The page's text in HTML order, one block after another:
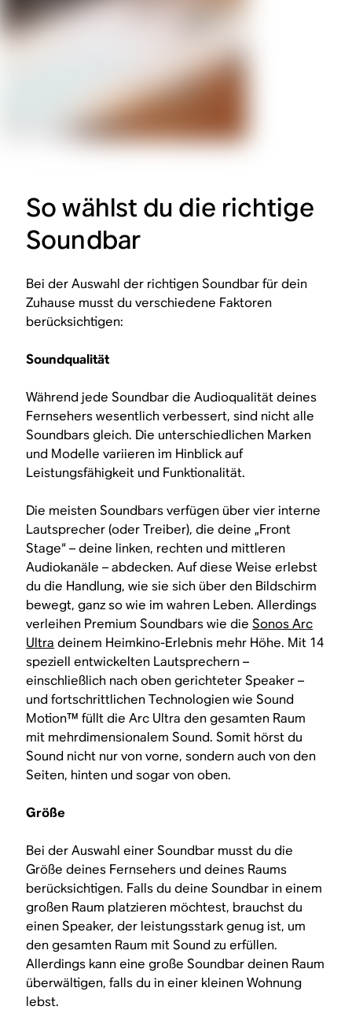
So wählst du die richtige
Soundbar
Bei der Auswahl der richtigen Soundbar für dein
Zuhause musst du verschiedene Faktoren
berücksichtigen:
Soundqualität
Während jede Soundbar die Audioqualität deines
Fernsehers wesentlich verbessert, sind nicht alle
Soundbars gleich. Die unterschiedlichen Marken
und Modelle variieren im Hinblick auf
Leistungsfähigkeit und Funktionalität.
Die meisten Soundbars verfügen über vier interne
Lautsprecher (oder Treiber), die deine „Front
Stage“ – deine linken, rechten und mittleren
Audiokanäle – abdecken. Auf diese Weise erlebst
du die Handlung, wie sie sich über den Bildschirm
bewegt, ganz so wie im wahren Leben. Allerdings
verleihen Premium Soundbars wie dieSonos Arc
Ultra deinem Heimkino-Erlebnis mehr Höhe. Mit 14
speziell entwickelten Lautsprechern –
einschließlich nach oben gerichteter Speaker –
und fortschrittlichen Technologien wie Sound
Motion™ füllt die Arc Ultra den gesamten Raum
mit mehrdimensionalem Sound. Somit hörst du
Sound nicht nur von vorne, sondern auch von den
Seiten, hinten und sogar von oben.
Größe
Bei der Auswahl einer Soundbar musst du die
Größe deines Fernsehers und deines Raums
berücksichtigen. Falls du deine Soundbar in einem
großen Raum platzieren möchtest, brauchst du
einen Speaker, der leistungsstark genug ist, um
den gesamten Raum mit Sound zu erfüllen.
Allerdings kann eine große Soundbar deinen Raum
überwältigen, falls du in einer kleinen Wohnung
lebst.